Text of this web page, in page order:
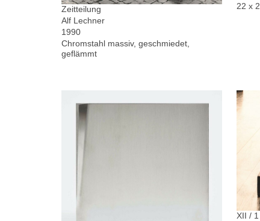
Zeitteilung
Alf Lechner
1990
Chromstahl massiv, geschmiedet,
geflämmt
22 x
XII / 1